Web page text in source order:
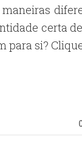
certa
para si?